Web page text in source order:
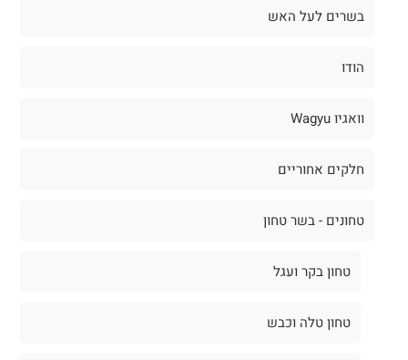
בשרים לעל האש
הודו
וואגיו Wagyu
חלקים אחוריים
טחונים - בשר טחון
טחון בקר ועגל
טחון טלה וכבש